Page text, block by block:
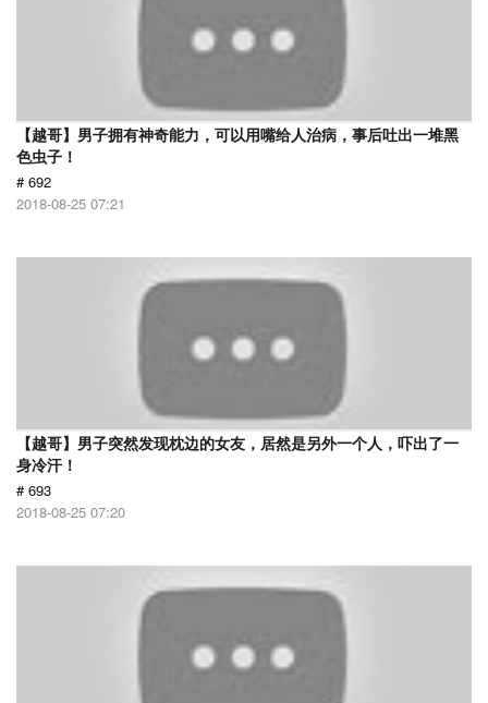
【越哥】男子拥有神奇能力，可以用嘴给人治病，事后吐出一堆黑
色虫子！
# 692
2018-08-25 07:21
【越哥】男子突然发现枕边的女友，居然是另外一个人，吓出了一
身冷汗！
# 693
2018-08-25 07:20